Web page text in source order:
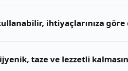
ihtiyaçlarınıza
taze ve lezzetli